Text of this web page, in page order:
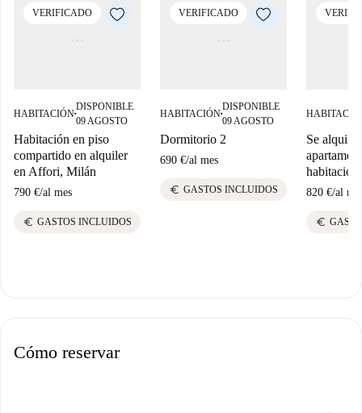
VERIFICADO
HABITACIÓN■
DISPONIBLE
09 AGOSTO
Habitación en piso
compartido en alquiler
en Affori, Milán
790 €/al mes
euro GASTOS INCLUIDOS
VERIFICADO
HABITACIÓN■
DISPONIBLE
09 AGOSTO
Dormitorio 2
690 €/al mes
euro GASTOS INCLUIDOS
Se alquila
820 €/al
euro
Cómo reservar